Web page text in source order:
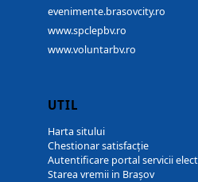
evenimente.brasovcity.ro
www.spclepbv.ro
www.voluntarbv.ro
UTIL
Harta sitului
Chestionar satisfacție
Autentificare portal servicii
Starea vremii in Brașov